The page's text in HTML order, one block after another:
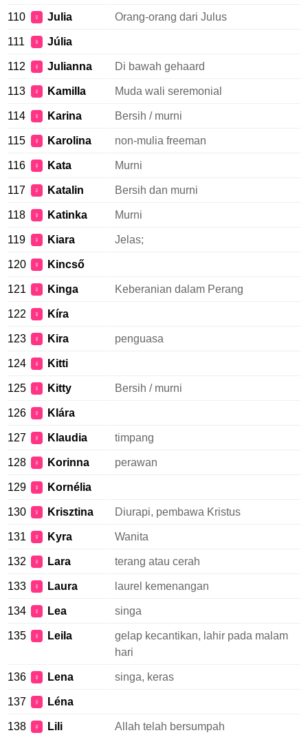
110 ♀ Julia Orang-orang dari Julus
111 ♀ Júlia
112 ♀ Julianna Di bawah gehaard
113 ♀ Kamilla Muda wali seremonial
114 ♀ Karina Bersih / murni
115 ♀ Karolina non-mulia freeman
116 ♀ Kata Murni
117 ♀ Katalin Bersih dan murni
118 ♀ Katinka Murni
119 ♀ Kiara Jelas;
120 ♀ Kincső
121 ♀ Kinga Keberanian dalam Perang
122 ♀ Kíra
123 ♀ Kira penguasa
124 ♀ Kitti
125 ♀ Kitty Bersih / murni
126 ♀ Klára
127 ♀ Klaudia timpang
128 ♀ Korinna perawan
129 ♀ Kornélia
130 ♀ Krisztina Diurapi, pembawa Kristus
131 ♀ Kyra Wanita
132 ♀ Lara terang atau cerah
133 ♀ Laura laurel kemenangan
134 ♀ Lea singa
135 ♀ Leila
gelap kecantikan, lahir pada malam
hari
136 ♀ Lena singa, keras
137 ♀ Léna
138 ♀ Lili Allah telah bersumpah